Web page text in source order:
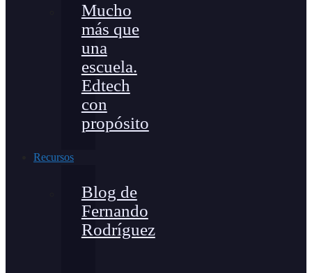
Mucho
más que
una
escuela.
Edtech
con
propósito
Recursos
Blog de
Fernando
Rodríguez